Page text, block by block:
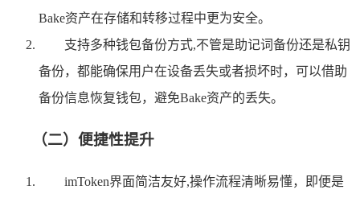
Bake资产在存储和转移过程中更为安全。
支持多种钱包备份方式,不管是助记词备份还是私钥
备份，都能确保用户在设备丢失或者损坏时，可以借助
备份信息恢复钱包，避免Bake资产的丢失。
（二）便捷性提升
imToken界面简洁友好,操作流程清晰易懂，即便是